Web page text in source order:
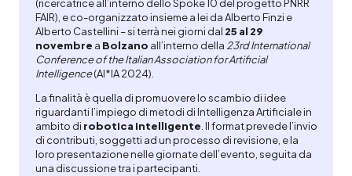
(ricercatrice all’interno dello Spoke 10 del progetto PNRR
FAIR), e co-organizzato insieme a lei da Alberto Finzi e
Alberto Castellini – si terrà nei giorni dal 25 al 29
novembre a Bolzano all’interno della23rd International
Conference of the Italian Association for Artificial
Intelligence(AI*IA 2024).
La finalità è quella di promuovere lo scambio di idee
riguardanti l’impiego di metodi di Intelligenza Artificiale in
ambito di robotica intelligente. Il format prevede l’invio
di contributi, soggetti ad un processo di revisione, e la
loro presentazione nelle giornate dell’evento, seguita da
una discussione tra i partecipanti.